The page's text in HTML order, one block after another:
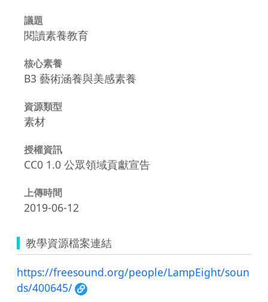
議題
閱讀素養教育
核心素養
B3 藝術涵養與美感素養
資源類型
素材
授權資訊
CC0 1.0 公眾領域貢獻宣告
上傳時間
2019-06-12
教學資源檔案連結
https://freesound.org/people/LampEight/soun
ds/400645/